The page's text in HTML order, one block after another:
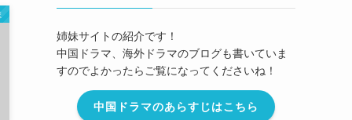
姉妹サイトの紹介です！
中国ドラマ、海外ドラマのブログも書いていま
すのでよかったらご覧になってくださいね！
中国ドラマのあらすじはこちら